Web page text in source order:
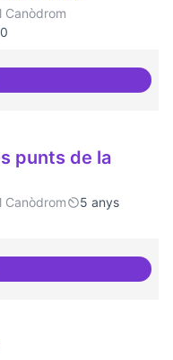
Canòdrom
0
per la millora democràtica
punts de la
Canòdrom
5 anys
Ateneu a altres punts